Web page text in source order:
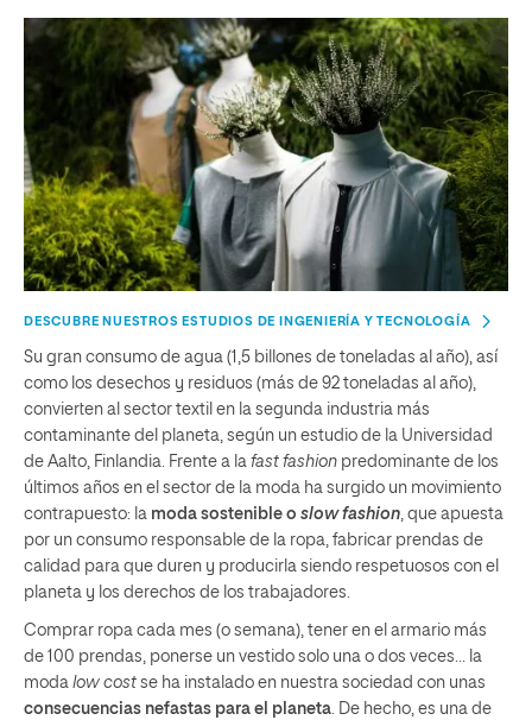
DESCUBRE NUESTROS ESTUDIOS DE INGENIERÍA Y TECNOLOGÍA
Su gran consumo de agua (1,5 billones de toneladas al año), así
como los desechos y residuos (más de 92 toneladas al año),
convierten al sector textil en la segunda industria más
contaminante del planeta, según un estudio de la Universidad
de Aalto, Finlandia. Frente a la fast fashion predominante de los
últimos años en el sector de la moda ha surgido un movimiento
contrapuesto: la moda sostenible o slow fashion , que apuesta
por un consumo responsable de la ropa, fabricar prendas de
calidad para que duren y producirla siendo respetuosos con el
planeta y los derechos de los trabajadores.
Comprar ropa cada mes (o semana), tener en el armario más
de 100 prendas, ponerse un vestido solo una o dos veces… la
moda low cost se ha instalado en nuestra sociedad con unas
consecuencias nefastas para el planeta . De hecho, es una de